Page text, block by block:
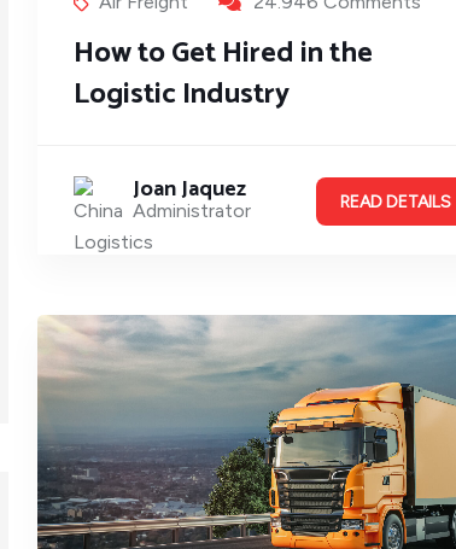
How to Get Hired in the
Logistic Industry
Joan Jaquez
Administrator READ DETAILS